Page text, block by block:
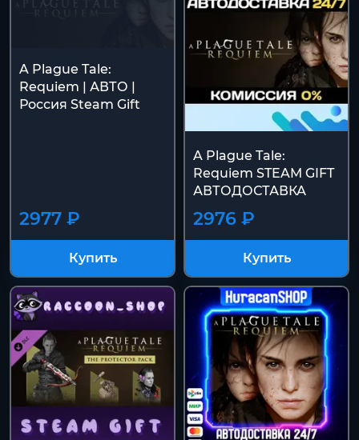
A Plague Tale:
Requiem | АВТО |
Россия Steam Gift
2977 ₽
Купить
A Plague Tale:
Requiem STEAM GIFT
АВТОДОСТАВКА
2976 ₽
Купить